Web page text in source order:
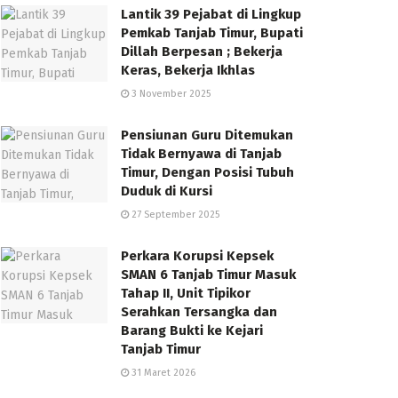
Lantik 39 Pejabat di Lingkup
Pemkab Tanjab Timur, Bupati
Dillah Berpesan ; Bekerja
Keras, Bekerja Ikhlas
3 November 2025
Pensiunan Guru Ditemukan
Tidak Bernyawa di Tanjab
Timur, Dengan Posisi Tubuh
Duduk di Kursi
27 September 2025
Perkara Korupsi Kepsek
SMAN 6 Tanjab Timur Masuk
Tahap II, Unit Tipikor
Serahkan Tersangka dan
Barang Bukti ke Kejari
Tanjab Timur
31 Maret 2026